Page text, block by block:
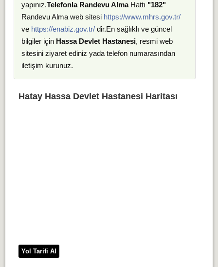
yapınız.Telefonla Randevu AlmaHattı "182"
Randevu Alma web sitesi https://www.mhrs.gov.tr/
ve https://enabiz.gov.tr/dir.En sağlıklı ve güncel
bilgiler için Hassa Devlet Hastanesi, resmi web
sitesini ziyaret ediniz yada telefon numarasından
iletişim kurunuz.
Hatay Hassa Devlet Hastanesi Haritası
Yol Tarifi Al